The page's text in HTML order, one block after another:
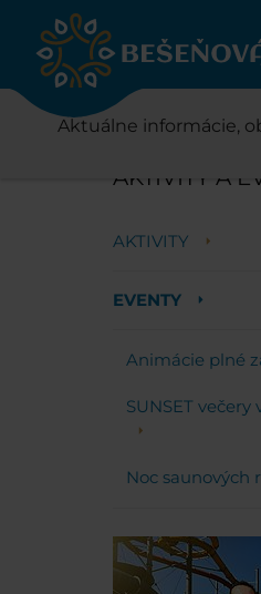
AKTIVITY A
AKTIVITY
EVENTY
Animácie plné
SUNSET večery
Noc saunových
Aktuálne informácie,